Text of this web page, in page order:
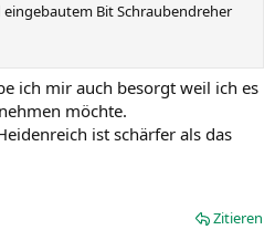
eingebautem Bit Schraubendreher
ich mir auch besorgt weil ich es
möchte.
ist schärfer als das
Zitieren